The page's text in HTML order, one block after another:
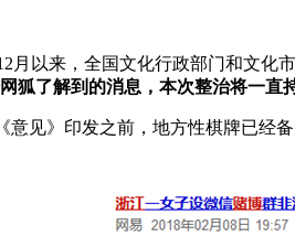
月以来，全国文化行政部门和文化
狐了解到的消息，本次整治将一直
意见》印发之前，地方性棋牌已经